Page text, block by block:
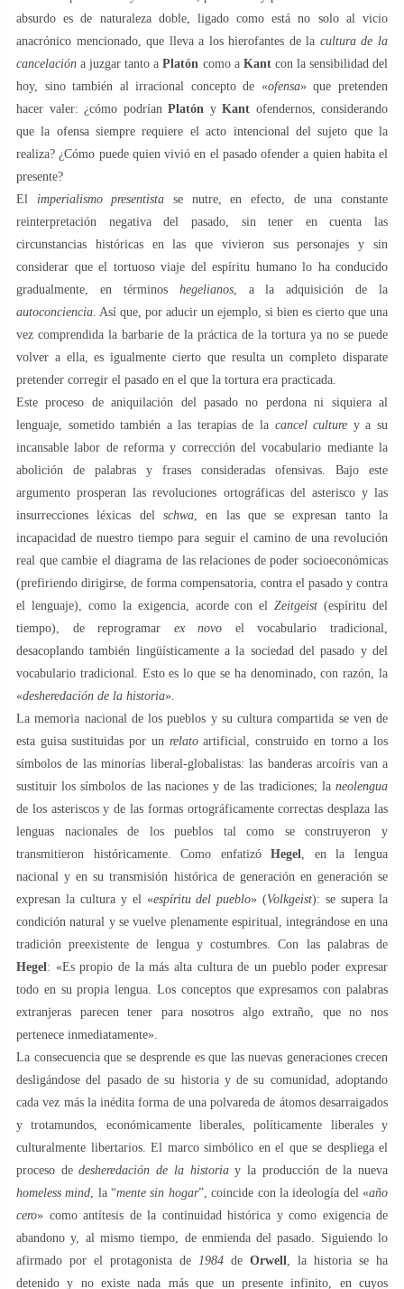
absurdo es de naturaleza doble, ligado como está no solo al vicio
anacrónico mencionado, que lleva a los hierofantes de la cultura de la
cancelación a juzgar tanto aPlatón como a Kantcon la sensibilidad del
hoy, sino también al irracional concepto de «ofensa» que pretenden
hacer valer: ¿cómo podrían Platón y Kant ofendernos, considerando
que la ofensa siempre requiere el acto intencional del sujeto que la
realiza? ¿Cómo puede quien vivió en el pasado ofender a quien habita el
presente?
El imperialismo presentista se nutre, en efecto, de una constante
reinterpretación negativa del pasado, sin tener en cuenta las
circunstancias históricas en las que vivieron sus personajes y sin
considerar que el tortuoso viaje del espíritu humano lo ha conducido
gradualmente, en términos hegelianos, a la adquisición de la
autoconciencia . Así que, por aducir un ejemplo, si bien es cierto que una
vez comprendida la barbarie de la práctica de la tortura ya no se puede
volver a ella, es igualmente cierto que resulta un completo disparate
pretender corregir el pasado en el que la tortura era practicada.
Este proceso de aniquilación del pasado no perdona ni siquiera al
lenguaje, sometido también a las terapias de la cancel culture y a su
incansable labor de reforma y corrección del vocabulario mediante la
abolición de palabras y frases consideradas ofensivas. Bajo este
argumento prosperan las revoluciones ortográficas del asterisco y las
insurrecciones léxicas del schwa, en las que se expresan tanto la
incapacidad de nuestro tiempo para seguir el camino de una revolución
real que cambie el diagrama de las relaciones de poder socioeconómicas
(prefiriendo dirigirse, de forma compensatoria, contra el pasado y contra
el lenguaje), como la exigencia, acorde con elZeitgeist (espíritu del
tiempo), de reprogramar ex novo el vocabulario tradicional,
desacoplando también lingüísticamente a la sociedad del pasado y del
vocabulario tradicional. Esto es lo que se ha denominado, con razón, la
«desheredación de la historia».
La memoria nacional de los pueblos y su cultura compartida se ven de
esta guisa sustituidas por un relatoartificial, construido en torno a los
símbolos de las minorías liberal-globalistas: las banderas arcoíris van a
sustituir los símbolos de las naciones y de las tradiciones; la neolengua
de los asteriscos y de las formas ortográficamente correctas desplaza las
lenguas nacionales de los pueblos tal como se construyeron y
transmitieron históricamente. Como enfatizóHegel
, en la lengua
nacional y en su transmisión histórica de generación en generación se
expresan la cultura y el «espíritu del pueblo» (Volkgeist): se supera la
condición natural y se vuelve plenamente espiritual, integrándose en una
tradición preexistente de lengua y costumbres. Con las palabras de
Hegel : «Es propio de la más alta cultura de un pueblo poder expresar
todo en su propia lengua. Los conceptos que expresamos con palabras
extranjeras parecen tener para nosotros algo extraño, que no nos
pertenece inmediatamente».
La consecuencia que se desprende es que las nuevas generaciones crecen
desligándose del pasado de su historia y de su comunidad, adoptando
cada vez más la inédita forma de una polvareda de átomos desarraigados
y trotamundos, económicamente liberales, políticamente liberales y
culturalmente libertarios. El marco simbólico en el que se despliega el
proceso dedesheredación de la historiay la producción de la nueva
homeless mind , la “mente sin hogar”, coincide con la ideología del «año
cero» como antítesis de la continuidad histórica y como exigencia de
abandono y, al mismo tiempo, de enmienda del pasado. Siguiendo lo
afirmado por el protagonista de
1984 de Orwell
, la historia se ha
detenido y no existe nada más que un presente infinito, en cuyos